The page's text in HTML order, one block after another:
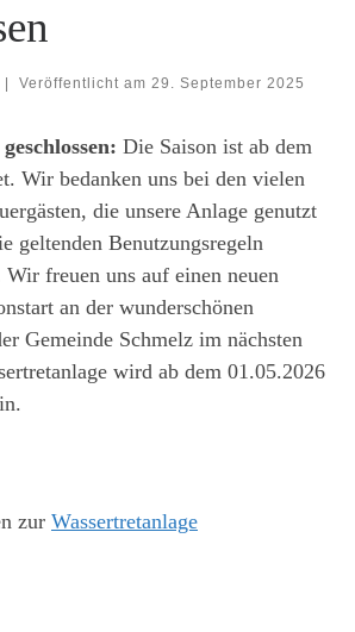
Veröffentlicht am 29. September 2025
Die Saison ist ab dem
Wir bedanken uns bei den vielen
die unsere Anlage genutzt
geltenden Benutzungsregeln
Wir freuen uns auf einen neuen
an der wunderschönen
Gemeinde Schmelz im nächsten
wird ab dem 01.05.2026
zur Wassertretanlage